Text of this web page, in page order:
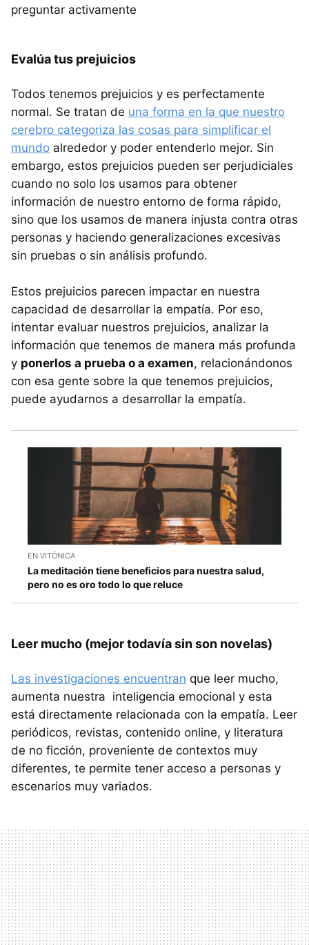
preguntar activamente
Evalúa tus prejuicios
Todos tenemos prejuicios y es perfectamente
normal. Se tratan de una forma en la que nuestro
cerebro categoriza las cosas para simplificar el
mundo alrededor y poder entenderlo mejor. Sin
embargo, estos prejuicios pueden ser perjudiciales
cuando no solo los usamos para obtener
información de nuestro entorno de forma rápido,
sino que los usamos de manera injusta contra otras
personas y haciendo generalizaciones excesivas
sin pruebas o sin análisis profundo.
Estos prejuicios parecen impactar en nuestra
capacidad de desarrollar la empatía. Por eso,
intentar evaluar nuestros prejuicios, analizar la
información que tenemos de manera más profunda
y ponerlos a prueba o a examen, relacionándonos
con esa gente sobre la que tenemos prejuicios,
puede ayudarnos a desarrollar la empatía.
EN VITÓNICA
La meditación tiene beneficios para nuestra salud,
pero no es oro todo lo que reluce
Leer mucho (mejor todavía sin son novelas)
Las investigaciones encuentran que leer mucho,
aumenta nuestra inteligencia emocional y esta
está directamente relacionada con la empatía. Leer
periódicos, revistas, contenido online, y literatura
de no ficción, proveniente de contextos muy
diferentes, te permite tener acceso a personas y
escenarios muy variados.